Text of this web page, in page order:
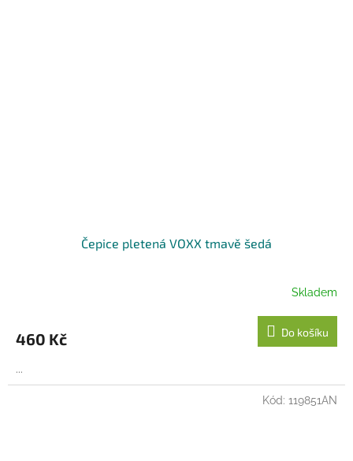
Čepice pletená VOXX tmavě šedá
Skladem
460 Kč Do košíku
...
Kód: 119851AN